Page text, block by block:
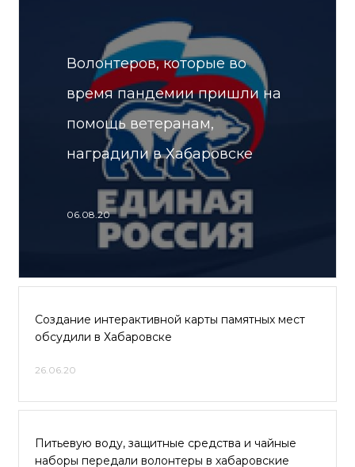
Волонтеров, которые во
время пандемии пришли на
помощь ветеранам,
наградили в Хабаровске
06.08.20
Создание интерактивной карты памятных мест
обсудили в Хабаровске
26.06.20
Питьевую воду, защитные средства и чайные
наборы передали волонтеры в хабаровские